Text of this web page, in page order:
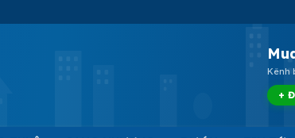
Kênh
+